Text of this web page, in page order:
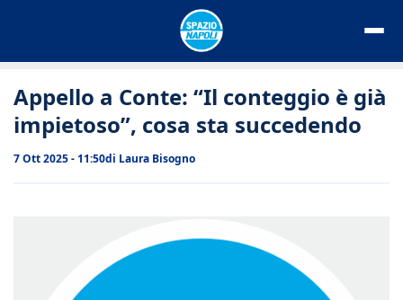
Appello a Conte: “Il conteggio è già
impietoso”, cosa sta succedendo
7 Ott 2025 - 11:50di Laura Bisogno